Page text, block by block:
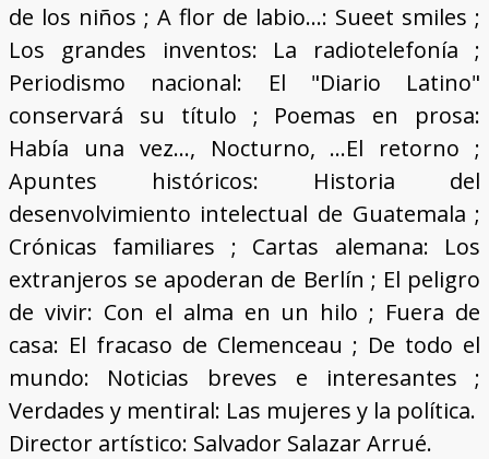
de los niños ; A flor de labio...: Sueet smiles ;
Los grandes inventos: La radiotelefonía ;
Periodismo nacional: El "Diario Latino"
conservará su título ; Poemas en prosa:
Había una vez..., Nocturno, …El retorno ;
Apuntes históricos: Historia del
desenvolvimiento intelectual de Guatemala ;
Crónicas familiares ; Cartas alemana: Los
extranjeros se apoderan de Berlín ; El peligro
de vivir: Con el alma en un hilo ; Fuera de
casa: El fracaso de Clemenceau ; De todo el
mundo: Noticias breves e interesantes ;
Verdades y mentiral: Las mujeres y la política.
Director artístico: Salvador Salazar Arrué.